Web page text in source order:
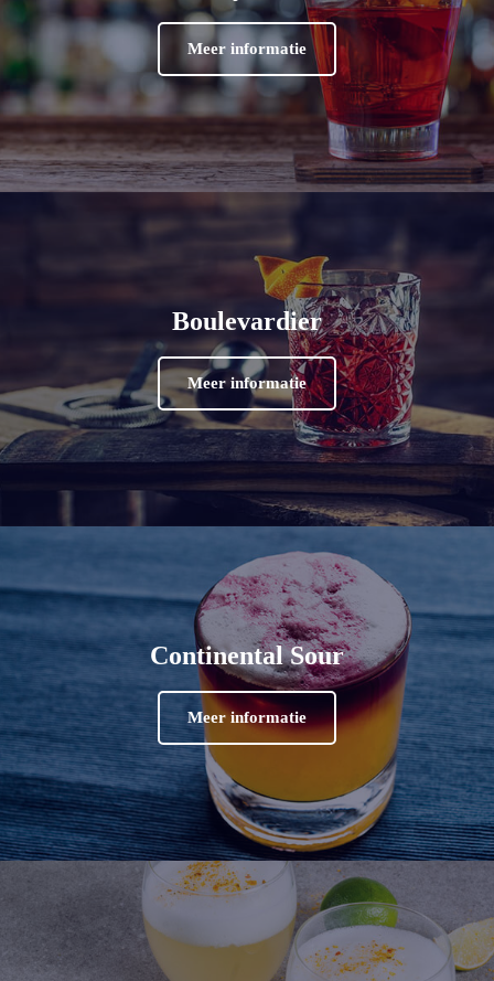
Meer informatie
Boulevardier
Meer informatie
Continental Sour
Meer informatie